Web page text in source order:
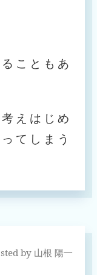
こともあ
えはじめ
てしまう
by 山根 陽一